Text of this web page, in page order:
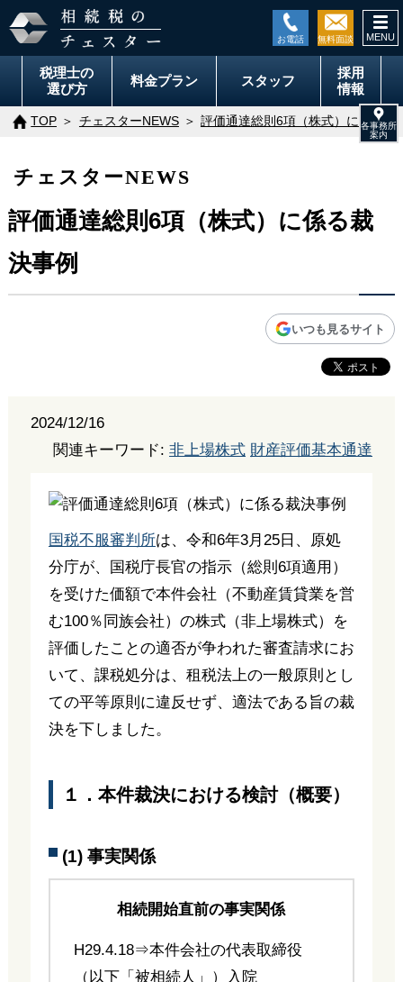
税理士の
選び方
料金プラン スタッフ
採用
情報
TOP チェスターNEWS 評価通達総則6項（株式）に係る裁
チェスターNEWS
評価通達総則6項（株式）に係る裁
決事例
いつも見るサイト
2024/12/16
関連キーワード:非上場株式 財産評価基本通達
国税不服審判所は、令和6年3月25日、原処
分庁が、国税庁長官の指示（総則6項適用）
を受けた価額で本件会社（不動産賃貸業を営
む100％同族会社）の株式（非上場株式）を
評価したことの適否が争われた審査請求にお
いて、課税処分は、租税法上の一般原則とし
ての平等原則に違反せず、適法である旨の裁
決を下しました。
１．本件裁決における検討（概要）
(1) 事実関係
相続開始直前の事実関係
H29.4.18⇒本件会社の代表取締役
（以下「被相続人」）入院